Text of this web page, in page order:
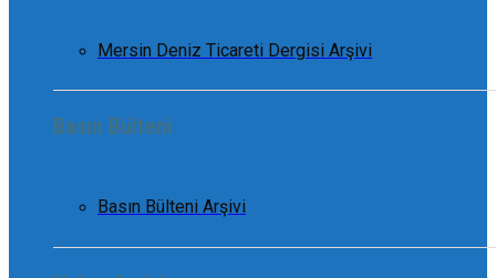
Mersin Deniz Ticareti Dergisi Arşivi
Basın Bülteni
Basın Bülteni Arşivi